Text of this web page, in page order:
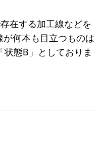
在する加工線などを
何本も目立つものは
態B」としておりま